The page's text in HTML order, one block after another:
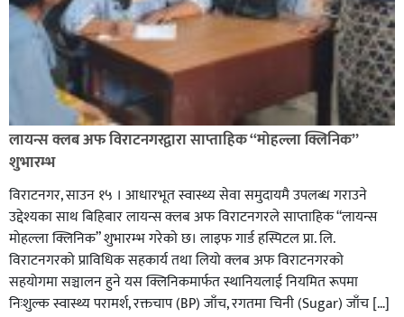
लायन्स क्लब अफ विराटनगरद्वारा साप्ताहिक “मोहल्ला क्लिनिक”
शुभारम्भ
विराटनगर, साउन १५ । आधारभूत स्वास्थ्य सेवा समुदायमै उपलब्ध गराउने
उद्देश्यका साथ बिहिबार लायन्स क्लब अफ विराटनगरले साप्ताहिक “लायन्स
मोहल्ला क्लिनिक” शुभारम्भ गरेकाे छ। लाइफ गार्ड हस्पिटल प्रा. लि.
विराटनगरको प्राविधिक सहकार्य तथा लियो क्लब अफ विराटनगरको
सहयोगमा सञ्चालन हुने यस क्लिनिकमार्फत स्थानियलाई नियमित रूपमा
निःशुल्क स्वास्थ्य परामर्श, रक्तचाप (BP) जाँच, रगतमा चिनी (Sugar) जाँच […]